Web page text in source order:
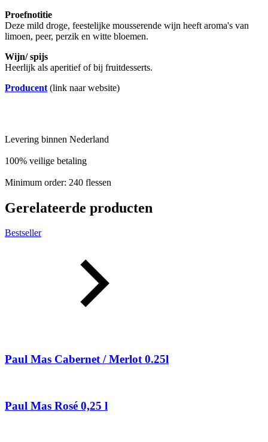
Proefnotitie
Deze mild droge, feestelijke mousserende wijn heeft aroma's van
limoen, peer, perzik en witte bloemen.
Wijn/ spijs
Heerlijk als aperitief of bij fruitdesserts.
Producent (link naar website)
Levering binnen Nederland
100% veilige betaling
Minimum order: 240 flessen
Gerelateerde producten
Bestseller
Paul Mas Cabernet / Merlot 0.25l
Paul Mas Rosé 0,25 l